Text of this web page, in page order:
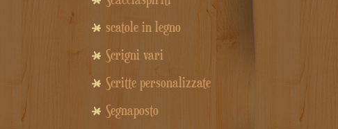
scatole in legno
Scrigni vari
Scritte personalizzate
Segnaposto